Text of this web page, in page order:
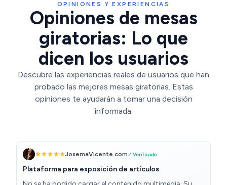
OPINIONES Y EXPERIENCIAS
Opiniones de mesas
giratorias: Lo que
dicen los usuarios
Descubre las experiencias reales de usuarios que han
probado las mejores mesas giratorias. Estas
opiniones te ayudarán a tomar una decisión
informada.
JosemaVicente.com✓ Verificado
Plataforma para exposición de artículos